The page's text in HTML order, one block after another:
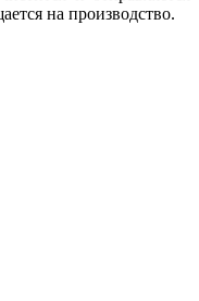
на производство.